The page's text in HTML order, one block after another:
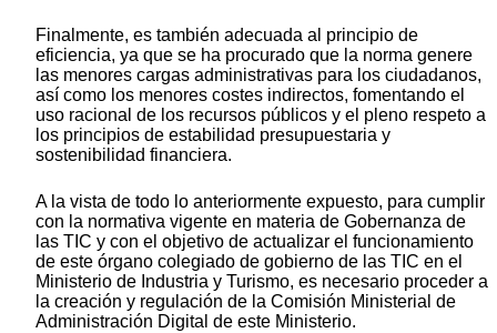
Finalmente, es también adecuada al principio de
eficiencia, ya que se ha procurado que la norma genere
las menores cargas administrativas para los ciudadanos,
así como los menores costes indirectos, fomentando el
uso racional de los recursos públicos y el pleno respeto a
los principios de estabilidad presupuestaria y
sostenibilidad financiera.
A la vista de todo lo anteriormente expuesto, para cumplir
con la normativa vigente en materia de Gobernanza de
las TIC y con el objetivo de actualizar el funcionamiento
de este órgano colegiado de gobierno de las TIC en el
Ministerio de Industria y Turismo, es necesario proceder a
la creación y regulación de la Comisión Ministerial de
Administración Digital de este Ministerio.